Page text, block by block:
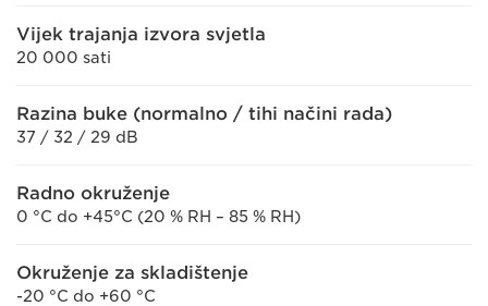
Vijek trajanja izvora svjetla
20 000 sati
Razina buke (normalno / tihi načini rada)
37 / 32 / 29 dB
Radno okruženje
0 °C do +45°C (20 % RH – 85 % RH)
Okruženje za skladištenje
-20 °C do +60 °C